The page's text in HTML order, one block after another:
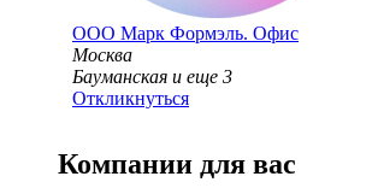
ООО Марк Формэль. Офис
Москва
Бауманская и еще 3
Откликнуться
Компании для вас